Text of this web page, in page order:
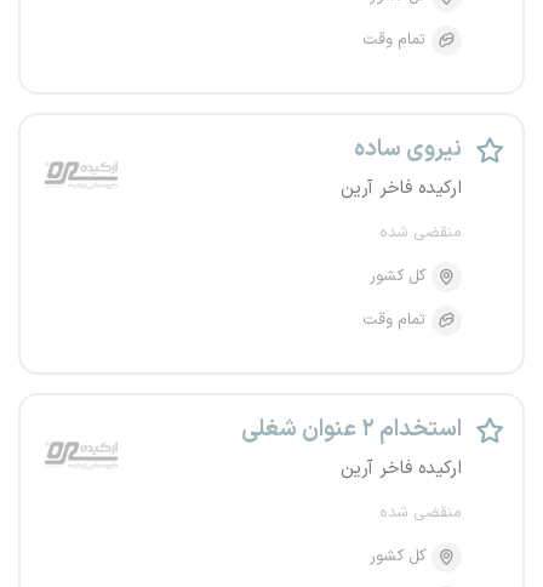
تمام وقت
نیروی ساده
ارکیده فاخر آرین
منقضی شده
کل کشور
تمام وقت
استخدام ۲ عنوان شغلی
ارکیده فاخر آرین
منقضی شده
کل کشور